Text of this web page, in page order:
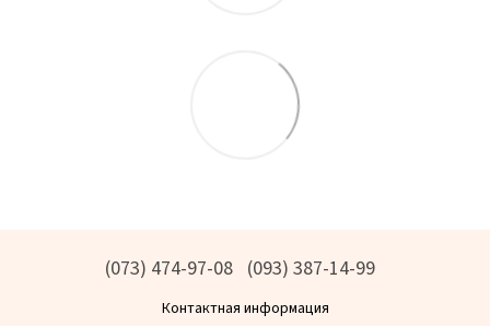
(073) 474-97-08 (093) 387-14-99
Контактная информация